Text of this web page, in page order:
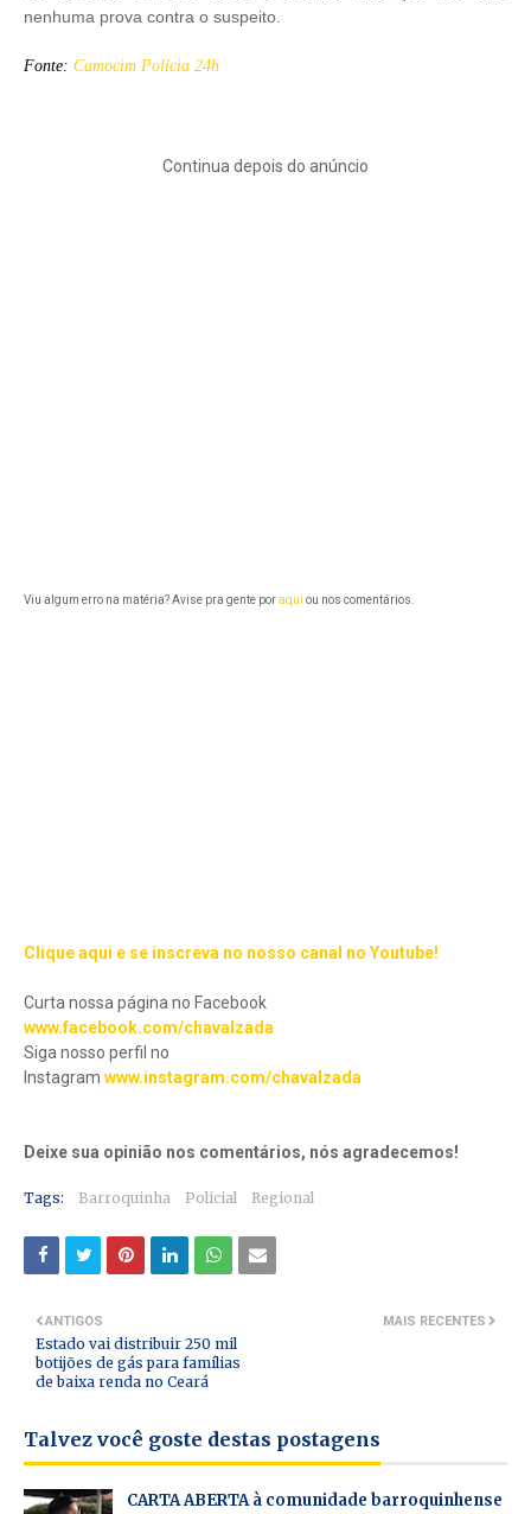
nenhuma prova contra o suspeito.
Fonte: Camocim Polícia 24h
Continua depois do anúncio
Viu algum erro na matéria? Avise pra gente poraqui ou nos comentários.
Clique aqui e se inscreva no nosso canal no Youtube!
Curta nossa página no Facebook
www.facebook.com/chavalzada
Siga nosso perfil no
Instagram www.instagram.com/chavalzada
Deixe sua opinião nos comentários, nós agradecemos!
Tags: Barroquinha Policial Regional
MAIS RECENTES
ANTIGOS
Estado vai distribuir 250 mil
botijões de gás para famílias
de baixa renda no Ceará
Talvez você goste destas postagens
CARTA ABERTA à comunidade barroquinhense